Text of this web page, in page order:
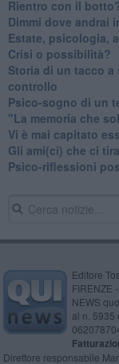
​Rientro con il
Dimmi dove andrai
​Estate, psicologia,
​Crisi o possibilità?
​Storia di un tacco a
controllo
​Psico-sogno di un
"La memoria che
​Vi è mai capitato
​Gli ami(ci) che ci
Psico-riflessioni
Editore
FIRENZE
NEWS
al n. 5935
Direttore responsabile